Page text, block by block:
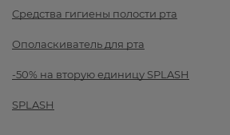
Средства гигиены полости рта
Ополаскиватель для рта
-50% на вторую единицу SPLASH
SPLASH